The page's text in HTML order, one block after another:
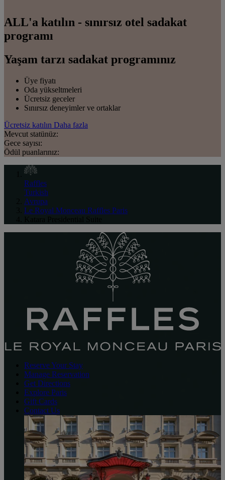
ALL'a katılın - sınırsız otel sadakat
programı
Yaşam tarzı sadakat programınız
Üye fiyatı
Oda yükseltmeleri
Ücretsiz geceler
Sınırsız deneyimler ve ortaklar
Ücretsiz katılın Daha fazla
Mevcut statünüz:
Gece sayısı:
Ödül puanlarınız:
Raffles
Turkish
Avrupa
Le Royal Monceau Raffles Paris
Reserve Your Stay
Manage Reservation
Get Directions
Explore Paris
Gift Cards
Contact Us